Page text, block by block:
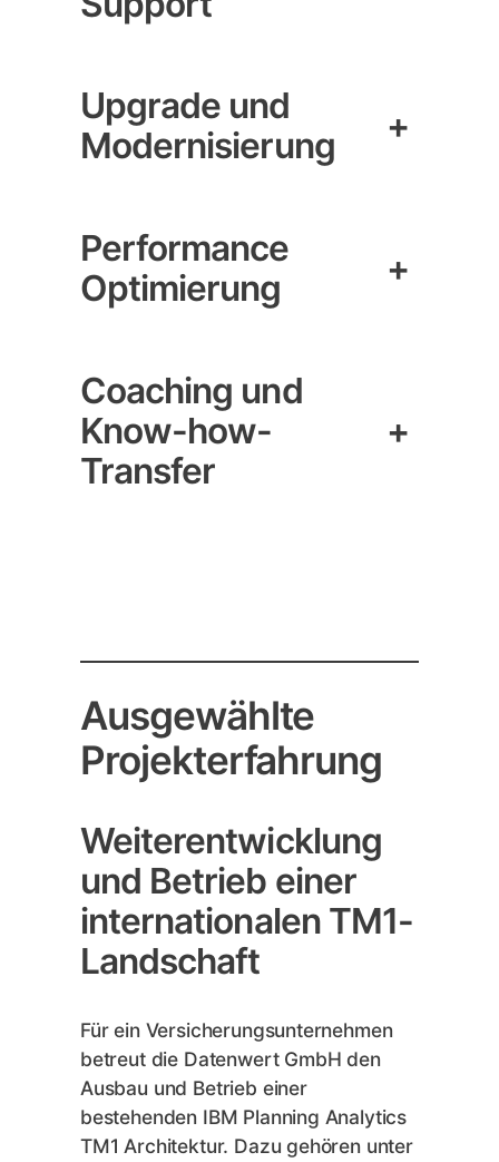
Upgrade und
Modernisierung
+
Performance
Optimierung
+
Coaching und
Know-how-
Transfer
+
Ausgewählte
Projekterfahrung
Weiterentwicklung
und Betrieb einer
internationalen TM1-
Landschaft
Für ein Versicherungsunternehmen
betreut die Datenwert GmbH den
Ausbau und Betrieb einer
bestehenden IBM Planning Analytics
TM1 Architektur. Dazu gehören unter